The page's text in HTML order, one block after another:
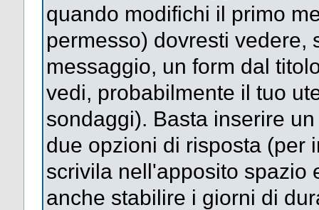
quando modifichi il primo
permesso) dovresti vedere,
messaggio, un form dal
vedi, probabilmente il tuo
sondaggi). Basta inserire
due opzioni di risposta (per
scrivila nell'apposito spazio
anche stabilire i giorni di